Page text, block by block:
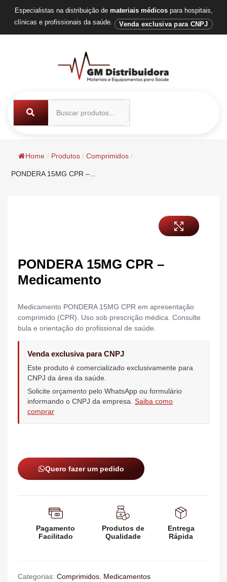
Especialistas na distribuição de materiais médicospara hospitais,
clínicas e profissionais da saúde.
Venda exclusiva para CNPJ
Home / Produtos / Comprimidos /
PONDERA 15MG CPR –...
PONDERA 15MG CPR –
Medicamento
Medicamento PONDERA 15MG CPR em apresentação
comprimido (CPR). Uso sob prescrição médica. Consulte
bula e orientação do profissional de saúde.
Venda exclusiva para CNPJ
Este produto é comercializado exclusivamente para
CNPJ da área da saúde.
Solicite orçamento pelo WhatsApp ou formulário
informando o CNPJ da empresa. Saiba como
comprar
Quero fazer um pedido
Pagamento
Facilitado
Produtos de
Qualidade
Entrega
Rápida
Categorias: Comprimidos, Medicamentos